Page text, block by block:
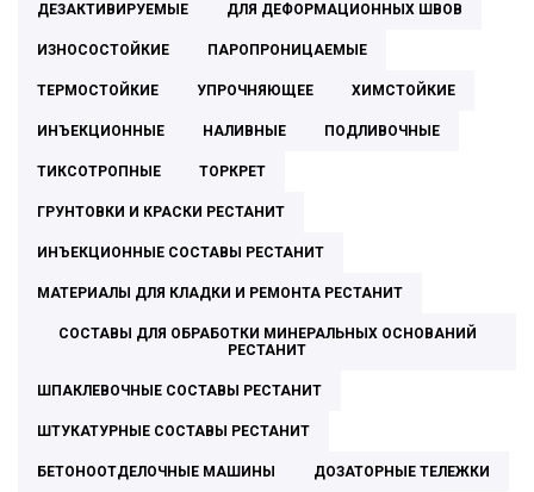
ДЕЗАКТИВИРУЕМЫЕ ДЛЯ ДЕФОРМАЦИОННЫХ ШВОВ
ИЗНОСОСТОЙКИЕ ПАРОПРОНИЦАЕМЫЕ
ТЕРМОСТОЙКИЕ УПРОЧНЯЮЩЕЕ ХИМСТОЙКИЕ
ИНЪЕКЦИОННЫЕ НАЛИВНЫЕ ПОДЛИВОЧНЫЕ
ТИКСОТРОПНЫЕ ТОРКРЕТ
ГРУНТОВКИ И КРАСКИ РЕСТАНИТ
ИНЪЕКЦИОННЫЕ СОСТАВЫ РЕСТАНИТ
МАТЕРИАЛЫ ДЛЯ КЛАДКИ И РЕМОНТА РЕСТАНИТ
СОСТАВЫ ДЛЯ ОБРАБОТКИ МИНЕРАЛЬНЫХ ОСНОВАНИЙ
РЕСТАНИТ
ШПАКЛЕВОЧНЫЕ СОСТАВЫ РЕСТАНИТ
ШТУКАТУРНЫЕ СОСТАВЫ РЕСТАНИТ
БЕТОНООТДЕЛОЧНЫЕ МАШИНЫ ДОЗАТОРНЫЕ ТЕЛЕЖКИ